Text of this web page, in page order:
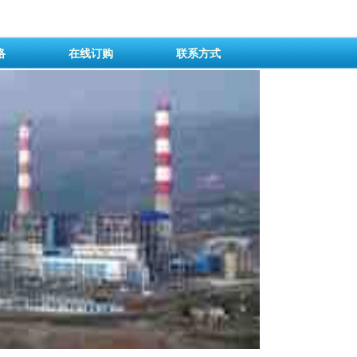
在线订购 联系方式